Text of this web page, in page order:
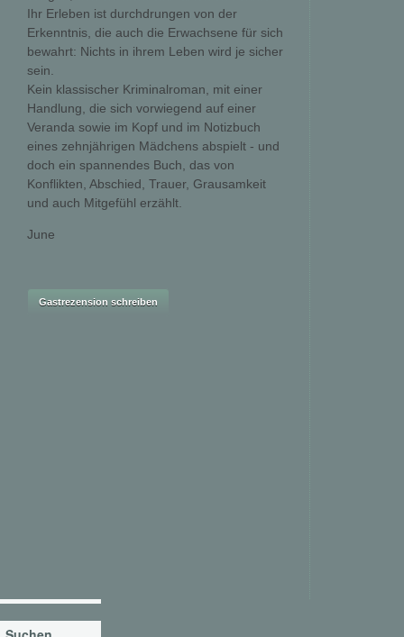
Ihr Erleben ist durchdrungen von der
Erkenntnis, die auch die Erwachsene für sich
bewahrt: Nichts in ihrem Leben wird je sicher
sein.
Kein klassischer Kriminalroman, mit einer
Handlung, die sich vorwiegend auf einer
Veranda sowie im Kopf und im Notizbuch
eines zehnjährigen Mädchens abspielt - und
doch ein spannendes Buch, das von
Konflikten, Abschied, Trauer, Grausamkeit
und auch Mitgefühl erzählt.
June